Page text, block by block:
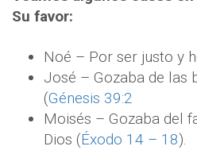
Su favor:
Noé – Por ser justo y
José – Gozaba de las
(Génesis 39:2
Moisés – Gozaba del
Dios (Éxodo 14 – 18).